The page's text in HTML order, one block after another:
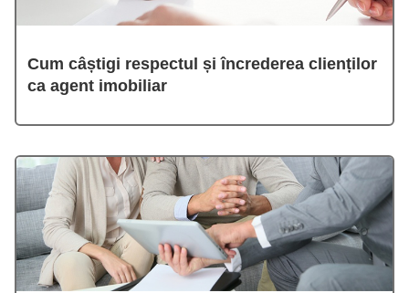
Cum câștigi respectul și încrederea clienților
ca agent imobiliar